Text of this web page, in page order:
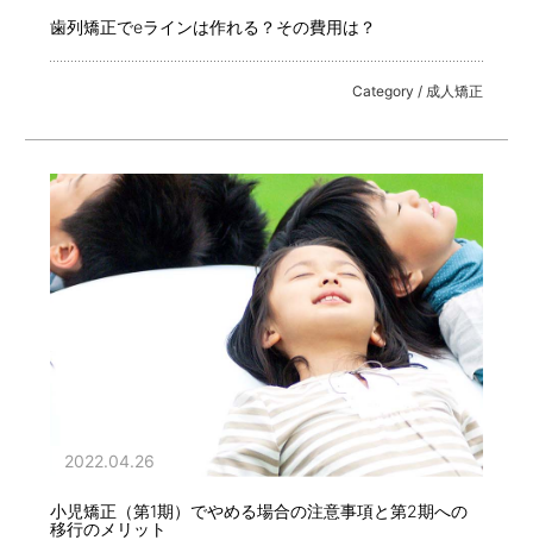
歯列矯正でeラインは作れる？その費用は？
Category / 成人矯正
2022.04.26
小児矯正（第1期）でやめる場合の注意事項と第2期への
移行のメリット